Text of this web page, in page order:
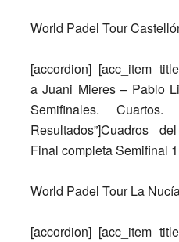
World Padel Tour
[accordion] [acc_item
aJuani Mieres – Pablo
Semifinales.
Resultados”]Cuadros
Final completa Semifinal
World Padel Tour La
[accordion] [acc_item